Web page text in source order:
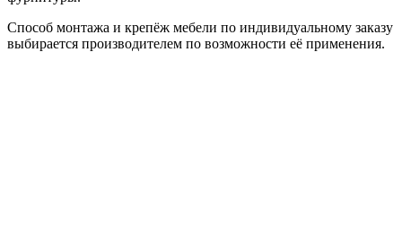
Способ монтажа и крепёж мебели по индивидуальному заказу
выбирается производителем по возможности её применения.